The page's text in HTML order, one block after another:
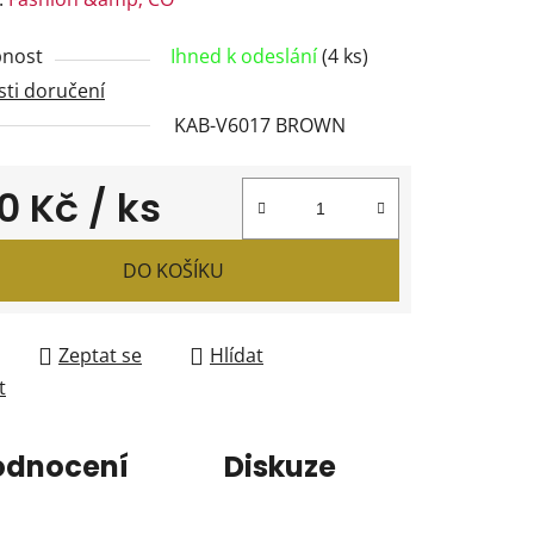
Ihned k odeslání(4 ks)
doručení
KAB-V6017 BROWN
Kč / ks
cena:
DO KOŠÍKU
Zeptat se
Hlídat
Diskuze